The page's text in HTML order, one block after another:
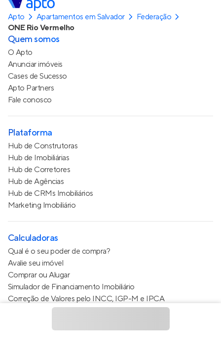
Apto Apartamentos em Salvador
Federação
ONE Rio Vermelho
Quem somos
O Apto
Anunciar imóveis
Cases de Sucesso
Apto Partners
Fale conosco
Plataforma
Hub de Construtoras
Hub de Imobiliárias
Hub de Corretores
Hub de Agências
Hub de CRMs Imobiliários
Marketing Imobiliário
Calculadoras
Qual é o seu poder de compra?
Avalie seu imóvel
Comprar ou Alugar
Simulador de Financiamento Imobiliário
Correção de Valores pelo INCC, IGP-M e IPCA
Estimativa de valor do condomínio